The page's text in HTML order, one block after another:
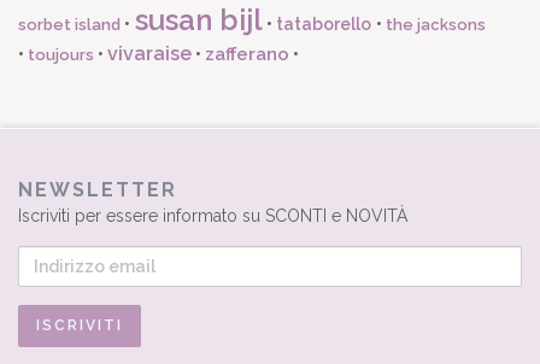
sorbet island • susan bijl• tataborello • the jacksons
• toujours • vivaraise • zafferano •
NEWSLETTER
Iscriviti per essere informato su SCONTI e NOVITÀ